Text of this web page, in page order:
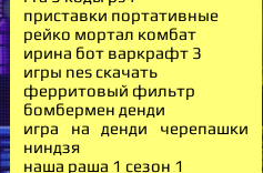
приставки портативные
рейко мортал комбат
ирина бот варкрафт 3
игры nes скачать
ферритовый фильтр
бомбермен денди
игра на денди черепашки
ниндзя
наша раша 1 сезон 1